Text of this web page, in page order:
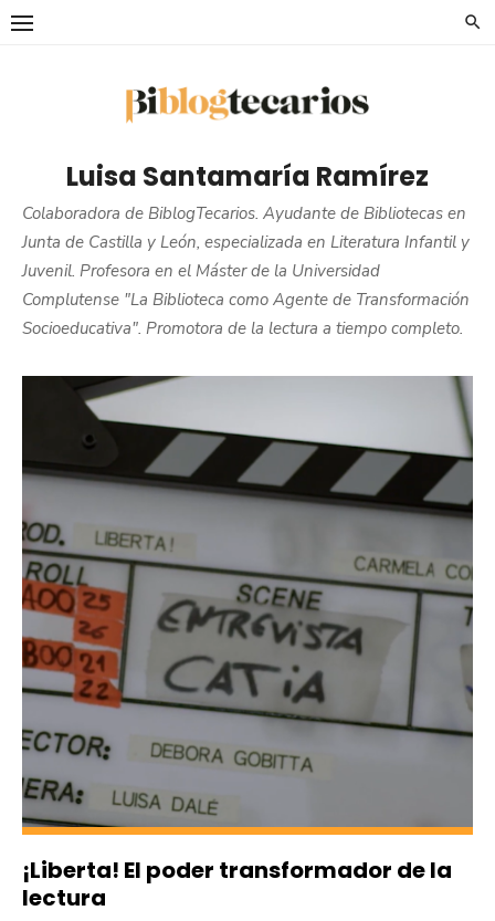
Saltar
Luisa Santamaría Ramírez
Colaboradora de BiblogTecarios. Ayudante de Bibliotecas en
Junta de Castilla y León, especializada en Literatura Infantil y
Juvenil. Profesora en el Máster de la Universidad
Complutense "La Biblioteca como Agente de Transformación
Socioeducativa". Promotora de la lectura a tiempo completo.
¡Liberta! El poder transformador de la
lectura